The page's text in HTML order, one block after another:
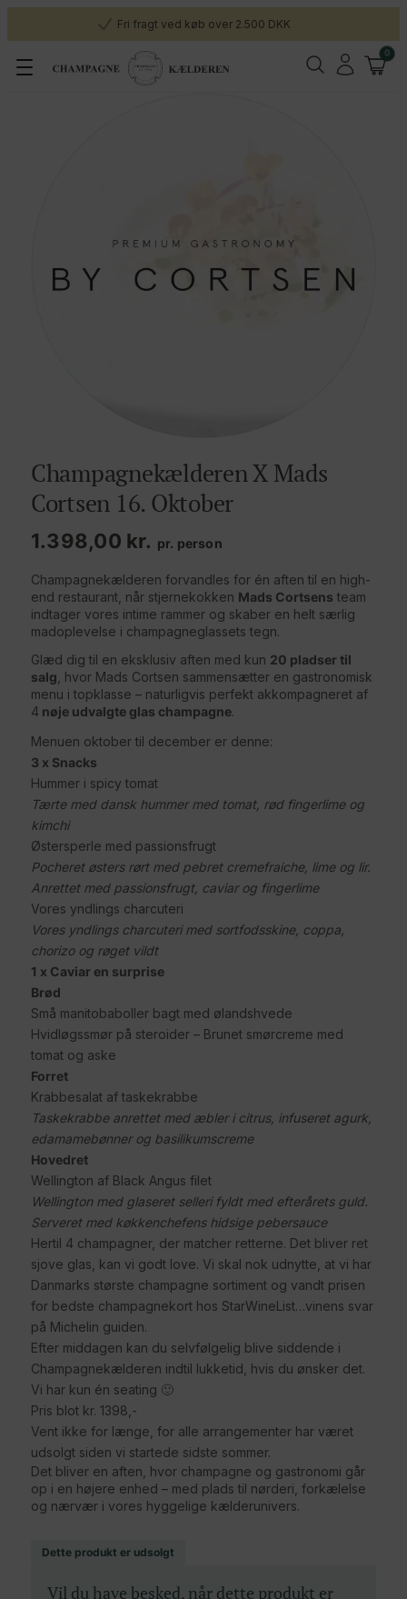
Fri fragt ved køb over 2.500 DKK
0
Champagnekælderen X Mads
Cortsen 16. Oktober
1.398,00 kr. pr. person
Champagnekælderen forvandles for én aften til en high-
end restaurant, når stjernekokken Mads Cortsens team
indtager vores intime rammer og skaber en helt særlig
madoplevelse i champagneglassets tegn.
Glæd dig til en eksklusiv aften med kun 20 pladser til
salg , hvor Mads Cortsen sammensætter en gastronomisk
menu i topklasse – naturligvis perfekt akkompagneret af
4 nøje udvalgte glas champagne.
Menuen oktober til december er denne:
3 x Snacks
Hummer i spicy tomat
Tærte med dansk hummer med tomat, rød fingerlime og
kimchi
Østersperle med passionsfrugt
Pocheret østers rørt med pebret cremefraiche, lime og lir.
Anrettet med passionsfrugt, caviar og fingerlime
Vores yndlings charcuteri
Vores yndlings charcuteri med sortfodsskine, coppa,
chorizo og røget vildt
1 x Caviar en surprise
Brød
Små manitobaboller bagt med ølandshvede
Hvidløgssmør på steroider – Brunet smørcreme med
tomat og aske
Forret
Krabbesalat af taskekrabbe
Taskekrabbe anrettet med æbler i citrus, infuseret agurk,
edamamebønner og basilikumscreme
Hovedret
Wellington af Black Angus filet
Wellington med glaseret selleri fyldt med efterårets guld.
Serveret med køkkenchefens hidsige pebersauce
Hertil 4 champagner, der matcher retterne. Det bliver ret
sjove glas, kan vi godt love. Vi skal nok udnytte, at vi har
Danmarks største champagne sortiment og vandt prisen
for bedste champagnekort hos StarWineList…vinens svar
på Michelin guiden.
Efter middagen kan du selvfølgelig blive siddende i
Champagnekælderen indtil lukketid, hvis du ønsker det.
Vi har kun én seating 🙂
Pris blot kr. 1398,-
Vent ikke for længe, for alle arrangementer har været
udsolgt siden vi startede sidste sommer.
Det bliver en aften, hvor champagne og gastronomi går
op i en højere enhed – med plads til nørderi, forkælelse
og nærvær i vores hyggelige kælderunivers.
Dette produkt er udsolgt
Vil du have besked, når dette produkt er